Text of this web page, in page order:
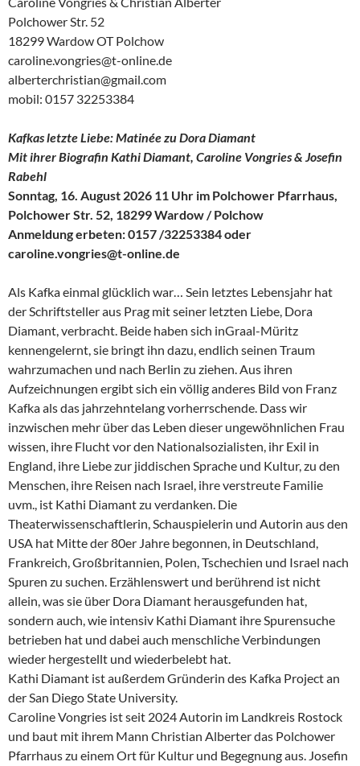
Polchower Str. 52
18299 Wardow OT Polchow
caroline.vongries@t-online.de
alberterchristian@gmail.com
mobil: 0157 32253384
Kafkas letzte Liebe: Matinée zu Dora Diamant
Mit ihrer Biografin Kathi Diamant, Caroline Vongries & Josefin
Rabehl
Sonntag, 16. August 2026 11 Uhr im Polchower Pfarrhaus,
Polchower Str. 52, 18299 Wardow / Polchow
Anmeldung erbeten: 0157 /32253384 oder
caroline.vongries@t-online.de
Als Kafka einmal glücklich war… Sein letztes Lebensjahr hat
der Schriftsteller aus Prag mit seiner letzten Liebe, Dora
Diamant, verbracht. Beide haben sich inGraal-Müritz
kennengelernt, sie bringt ihn dazu, endlich seinen Traum
wahrzumachen und nach Berlin zu ziehen. Aus ihren
Aufzeichnungen ergibt sich ein völlig anderes Bild von Franz
Kafka als das jahrzehntelang vorherrschende. Dass wir
inzwischen mehr über das Leben dieser ungewöhnlichen Frau
wissen, ihre Flucht vor den Nationalsozialisten, ihr Exil in
England, ihre Liebe zur jiddischen Sprache und Kultur, zu den
Menschen, ihre Reisen nach Israel, ihre verstreute Familie
uvm., ist Kathi Diamant zu verdanken. Die
Theaterwissenschaftlerin, Schauspielerin und Autorin aus den
USA hat Mitte der 80er Jahre begonnen, in Deutschland,
Frankreich, Großbritannien, Polen, Tschechien und Israel nach
Spuren zu suchen. Erzählenswert und berührend ist nicht
allein, was sie über Dora Diamant herausgefunden hat,
sondern auch, wie intensiv Kathi Diamant ihre Spurensuche
betrieben hat und dabei auch menschliche Verbindungen
wieder hergestellt und wiederbelebt hat.
Kathi Diamant ist außerdem Gründerin des Kafka Project an
der San Diego State University.
Caroline Vongries ist seit 2024 Autorin im Landkreis Rostock
und baut mit ihrem Mann Christian Alberter das Polchower
Pfarrhaus zu einem Ort für Kultur und Begegnung aus. Josefin